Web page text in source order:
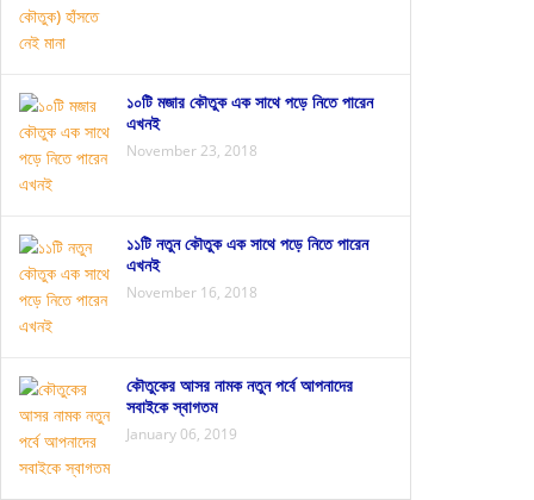
১০টি মজার কৌতুক এক সাথে পড়ে নিতে পারেন
এখনই
November 23, 2018
১১টি নতুন কৌতুক এক সাথে পড়ে নিতে পারেন
এখনই
November 16, 2018
কৌতুকের আসর নামক নতুন পর্বে আপনাদের
সবাইকে স্বাগতম
January 06, 2019